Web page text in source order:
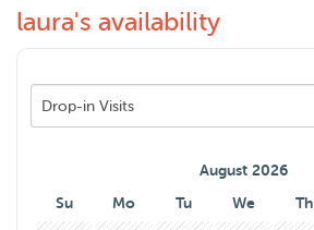
laura's availability
August 2026
Su Mo Tu We Th